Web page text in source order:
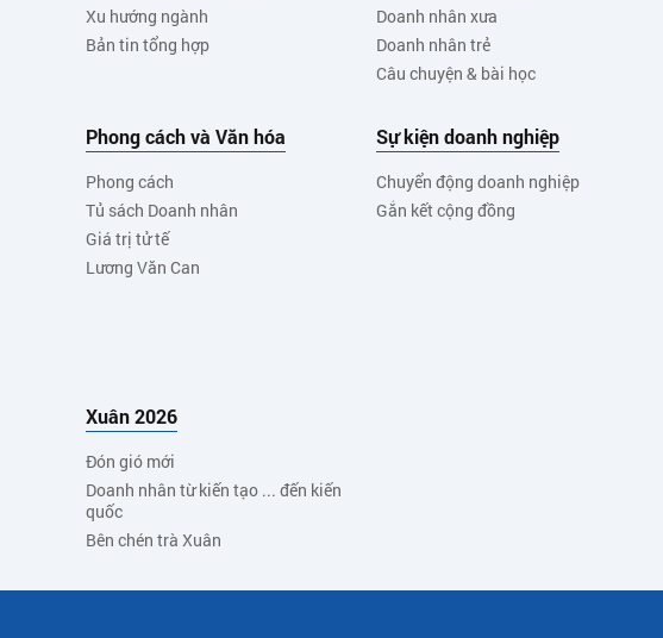
Xu hướng ngành
Bản tin tổng hợp
Doanh nhân xưa
Doanh nhân trẻ
Câu chuyện & bài học
Phong cách và Văn hóa
Phong cách
Tủ sách Doanh nhân
Giá trị tử tế
Lương Văn Can
Sự kiện doanh nghiệp
Chuyển động doanh nghiệp
Gắn kết cộng đồng
Xuân 2026
Đón gió mới
Doanh nhân từ kiến tạo ... đến kiến
quốc
Bên chén trà Xuân